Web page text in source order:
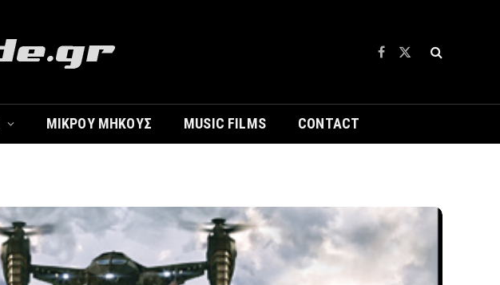
Facebook
X
ΜΙΚΡΟΎ ΜΉΚΟΥΣ MUSIC FILMS CONTACT